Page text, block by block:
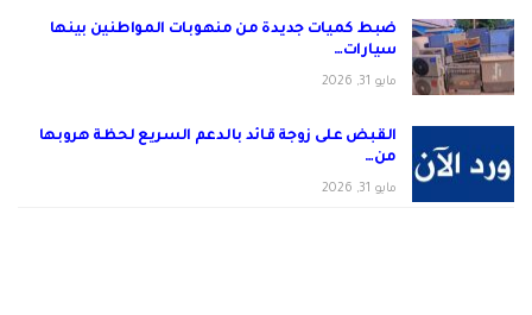
ضبط كميات جديدة من منهوبات المواطنين بينها
سيارات…
مايو 31, 2026
القبض على زوجة قائد بالدعم السريع لحظة هروبها
من…
مايو 31, 2026